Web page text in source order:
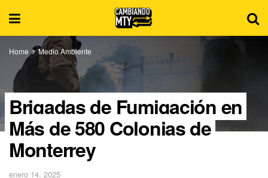
Home Medio Ambiente
Brigadas de Fumigación en
Más de 580 Colonias de
Monterrey
enero 14, 2025